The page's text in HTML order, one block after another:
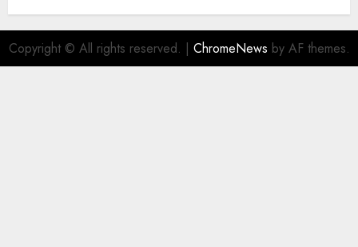
Copyright © All rights reserved. | ChromeNews by AF themes.